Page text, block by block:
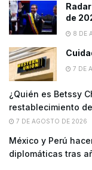
de
8 DE
7 DE
¿Quién es Betssy
restablecimiento
7 DE AGOSTO DE 2026
México y Perú
diplomáticas tras